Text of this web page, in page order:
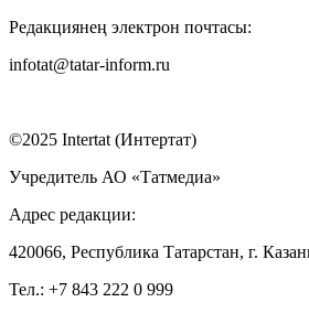
Редакциянең электрон почтасы:
infotat@tatar-inform.ru
©2025 Intertat (Интертат)
Учредитель АО «Татмедиа»
Адрес редакции:
420066, Республика Татарстан, г.
Тел.: +7 843 222 0 999